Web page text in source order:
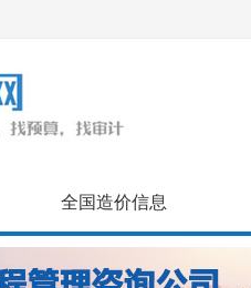
全国造价信息